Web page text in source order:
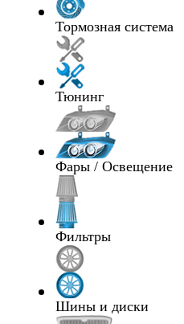
Тормозная система
Тюнинг
Фары / Освещение
Фильтры
Шины и диски